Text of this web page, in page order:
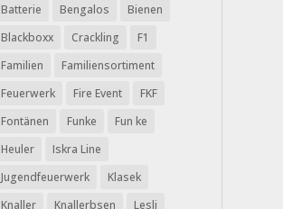
Batterie
Bengalos
Bienen
Blackboxx
Crackling
F1
Familien
Familiensortiment
Feuerwerk
Fire Event
FKF
Fontänen
Funke
Fun ke
Heuler
Iskra Line
Jugendfeuerwerk
Klasek
Knaller
Knallerbsen
Lesli